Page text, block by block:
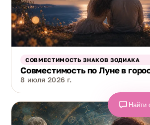
СОВМЕСТИМОСТЬ ЗНАКОВ ЗОДИАКА
Совместимость по Луне в
8 июля 2026 г.
Найти